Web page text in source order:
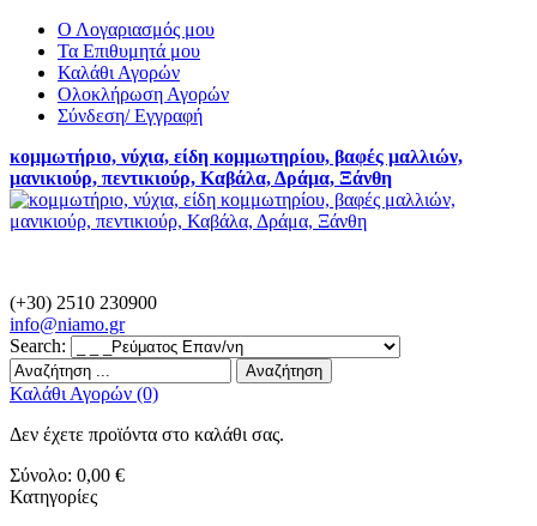
Ο Λογαριασμός μου
Τα Επιθυμητά μου
Καλάθι Αγορών
Ολοκλήρωση Αγορών
Σύνδεση/ Εγγραφή
κομμωτήριο, νύχια, είδη κομμωτηρίου, βαφές μαλλιών,
μανικιούρ, πεντικιούρ, Καβάλα, Δράμα, Ξάνθη
(+30) 2510 230900
info@niamo.gr
Search:
Αναζήτηση
Καλάθι Αγορών (0)
Δεν έχετε προϊόντα στο καλάθι σας.
Σύνολο: 0,00 €
Κατηγορίες